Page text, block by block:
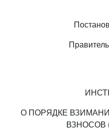
О ПОРЯДКЕ
ВЗНОСОВ